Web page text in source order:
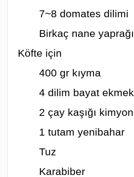
7~8 domates dilimi
Birkaç nane yaprağı
Köfte için
400 gr kıyma
4 dilim bayat ekmek
2 çay kaşığı kimyon
1 tutam yenibahar
Tuz
Karabiber